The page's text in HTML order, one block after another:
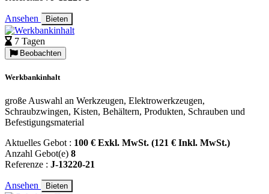
Ansehen Bieten
7 Tagen
Beobachten
Werkbankinhalt
große Auswahl an Werkzeugen, Elektrowerkzeugen,
Schraubzwingen, Kisten, Behältern, Produkten, Schrauben und
Befestigungsmaterial
Aktuelles Gebot : 100 € Exkl. MwSt. (121 € Inkl. MwSt.)
Anzahl Gebot(e) 8
Referenze : J-13220-21
Ansehen Bieten